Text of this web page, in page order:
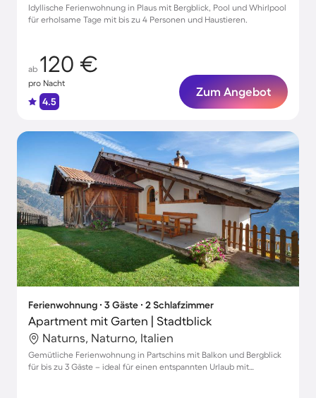
Idyllische Ferienwohnung in Plaus mit Bergblick, Pool und Whirlpool
für erholsame Tage mit bis zu 4 Personen und Haustieren.
ab 120 €
pro Nacht
4.5
Zum Angebot
Ferienwohnung ∙ 3 Gäste ∙ 2 Schlafzimmer
Apartment mit Garten | Stadtblick
Naturns, Naturno, Italien
Gemütliche Ferienwohnung in Partschins mit Balkon und Bergblick
für bis zu 3 Gäste – ideal für einen entspannten Urlaub mit